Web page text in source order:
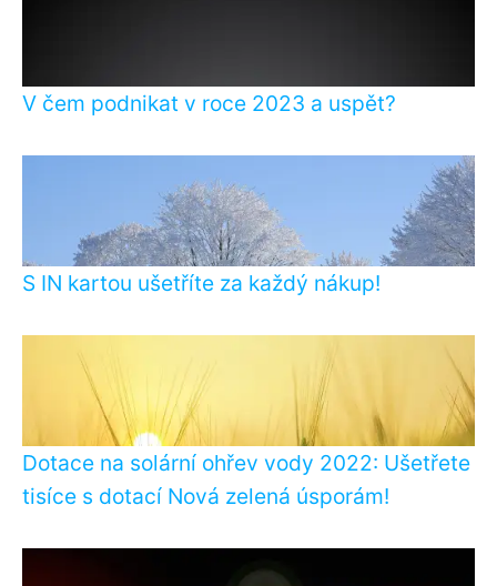
V čem podnikat v roce 2023 a uspět?
S IN kartou ušetříte za každý nákup!
Dotace na solární ohřev vody 2022: Ušetřete
tisíce s dotací Nová zelená úsporám!